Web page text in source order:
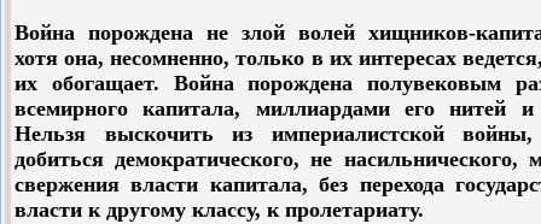
Война порождена не злой волей хищников-
хотя она, несомненно, только в их интересах
их обогащает. Война порождена полувековым
всемирного капитала, миллиардами его нитей и
Нельзя выскочить из империалистской войны,
добиться демократического, не насильнического,
свержения власти капитала, без перехода
власти к другому классу, к пролетариату.